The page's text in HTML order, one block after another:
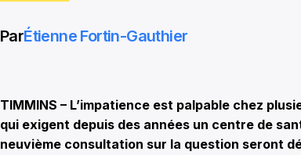
ParÉtienne Fortin-Gauthier
TIMMINS – L’impatience est palpable chez
qui exigent depuis des années un centre de
neuvième consultation sur la question seront